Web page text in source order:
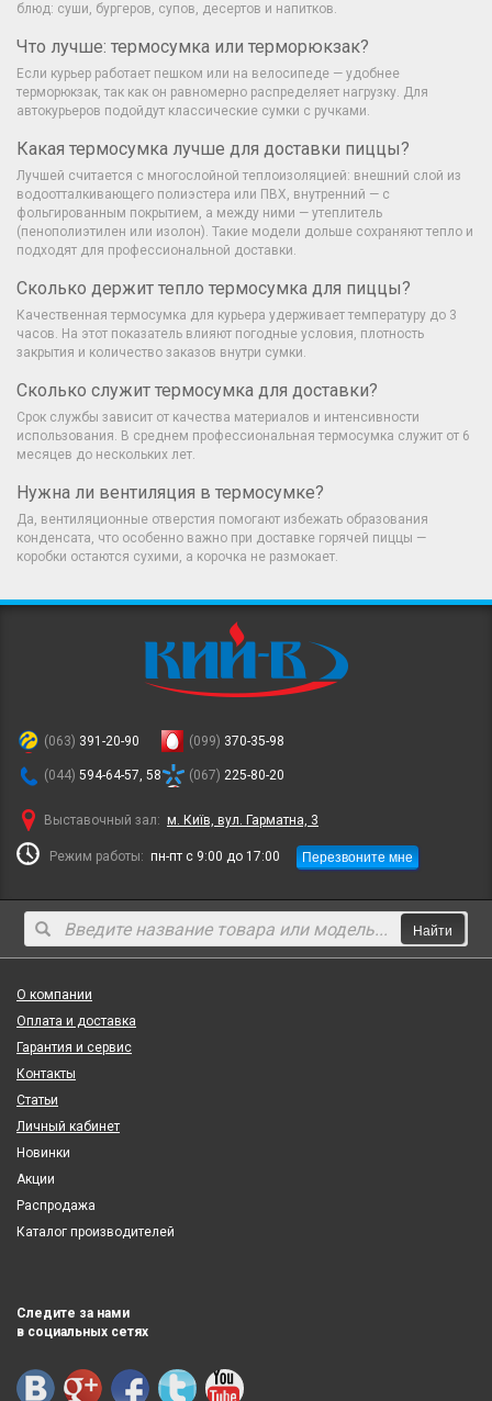
блюд: суши, бургеров, супов, десертов и напитков.
Что лучше: термосумка или терморюкзак?
Если курьер работает пешком или на велосипеде — удобнее
терморюкзак, так как он равномерно распределяет нагрузку. Для
автокурьеров подойдут классические сумки с ручками.
Какая термосумка лучше для доставки пиццы?
Лучшей считается с многослойной теплоизоляцией: внешний слой из
водоотталкивающего полиэстера или ПВХ, внутренний — с
фольгированным покрытием, а между ними — утеплитель
(пенополиэтилен или изолон). Такие модели дольше сохраняют тепло и
подходят для профессиональной доставки.
Сколько держит тепло термосумка для пиццы?
Качественная термосумка для курьера удерживает температуру до 3
часов. На этот показатель влияют погодные условия, плотность
закрытия и количество заказов внутри сумки.
Сколько служит термосумка для доставки?
Срок службы зависит от качества материалов и интенсивности
использования. В среднем профессиональная термосумка служит от 6
месяцев до нескольких лет.
Нужна ли вентиляция в термосумке?
Да, вентиляционные отверстия помогают избежать образования
конденсата, что особенно важно при доставке горячей пиццы —
коробки остаются сухими, а корочка не размокает.
(063) 391-20-90
(044) 594-64-57, 58
(099) 370-35-98
(067) 225-80-20
Выставочный зал: м. Київ, вул. Гарматна, 3
Режим работы: пн-пт с 9:00 до 17:00 Перезвоните мне
Найти
О компании
Оплата и доставка
Гарантия и сервис
Контакты
Статьи
Личный кабинет
Новинки
Акции
Распродажа
Каталог производителей
Следите за нами
в социальных сетях